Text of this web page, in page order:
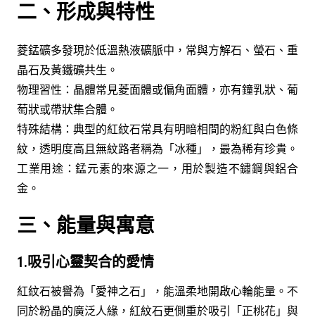
二、形成與特性
菱錳礦多發現於低溫熱液礦脈中，常與方解石、螢石、重
晶石及黃鐵礦共生。
物理習性：晶體常見菱面體或偏角面體，亦有鐘乳狀、葡
萄狀或帶狀集合體。
特殊結構：典型的紅紋石常具有明暗相間的粉紅與白色條
紋，透明度高且無紋路者稱為「冰種」，最為稀有珍貴。
工業用途：錳元素的來源之一，用於製造不鏽鋼與鋁合
金。
三、能量與寓意
1.吸引心靈契合的愛情
紅紋石被譽為「愛神之石」，能溫柔地開啟心輪能量。不
同於粉晶的廣泛人緣，紅紋石更側重於吸引「正桃花」與